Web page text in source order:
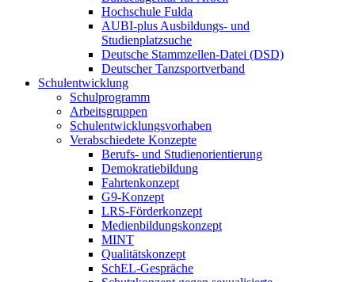
Hochschule Fulda
AUBI-plus Ausbildungs- und
Studienplatzsuche
Deutsche Stammzellen-Datei (DSD)
Deutscher Tanzsportverband
Schulentwicklung
Schulprogramm
Arbeitsgruppen
Schulentwicklungsvorhaben
Verabschiedete Konzepte
Berufs- und Studienorientierung
Demokratiebildung
Fahrtenkonzept
G9-Konzept
LRS-Förderkonzept
Medienbildungskonzept
MINT
Qualitätskonzept
SchEL-Gespräche